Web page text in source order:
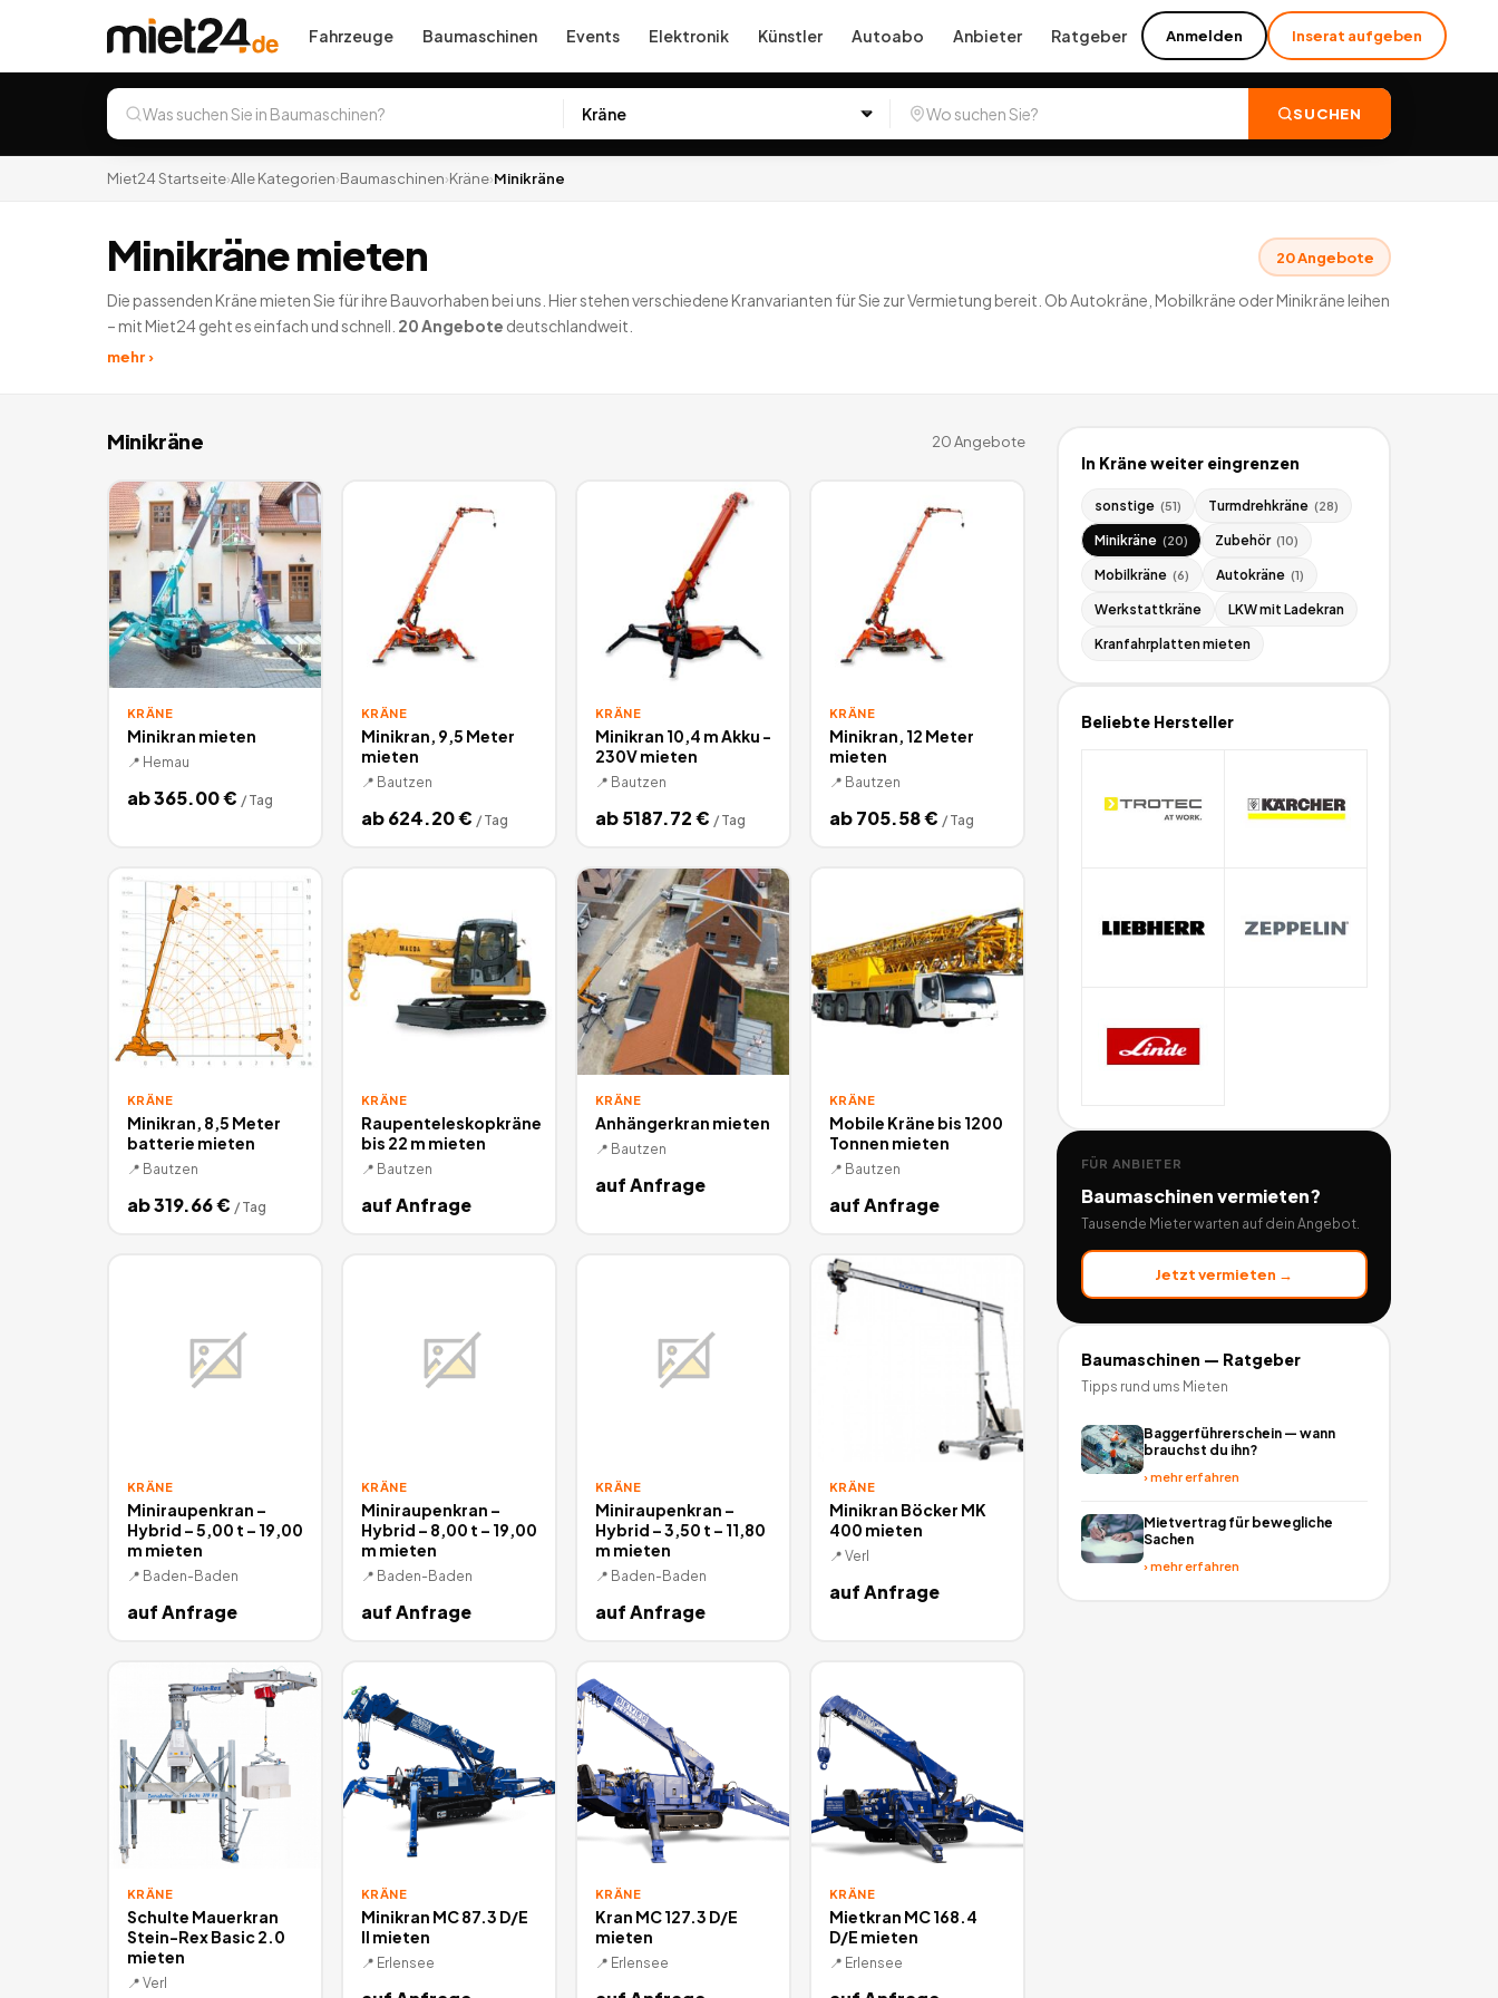
Fahrzeuge Baumaschinen Events Elektronik Künstler Autoabo Anbieter Ratgeber Anmelden Inserat aufgeben
SUCHEN
Miet24 Startseite›Alle Kategorien›Baumaschinen›Kräne›Minikräne
Minikräne mieten 20Angebote
Die passenden Kräne mieten Sie für ihre Bauvorhaben bei uns. Hier stehen verschiedene Kranvarianten für Sie zur Vermietung bereit. Ob Autokräne, Mobilkräne oder Minikräne leihen
– mit Miet24 geht es einfach und schnell. 20Angebote deutschlandweit.
mehr ›
Minikräne 20Angebote
KRÄNE
Minikran mieten
📍 Hemau
ab365.00€ / Tag
KRÄNE
Minikran, 9,5 Meter
mieten
📍 Bautzen
ab624.20€ / Tag
KRÄNE
Minikran 10,4 m Akku -
230V mieten
📍 Bautzen
ab5187.72€ / Tag
KRÄNE
Minikran, 12 Meter
mieten
📍 Bautzen
ab705.58€ / Tag
KRÄNE
Minikran, 8,5 Meter
batterie mieten
📍 Bautzen
ab319.66€ / Tag
KRÄNE
Raupenteleskopkräne
bis 22 m mieten
📍 Bautzen
auf Anfrage
KRÄNE
Anhängerkran mieten
📍 Bautzen
auf Anfrage
KRÄNE
Mobile Kräne bis 1200
Tonnen mieten
📍 Bautzen
auf Anfrage
KRÄNE
Miniraupenkran –
Hybrid – 5,00 t – 19,00
m mieten
📍 Baden-Baden
auf Anfrage
KRÄNE
Miniraupenkran –
Hybrid – 8,00 t – 19,00
m mieten
📍 Baden-Baden
auf Anfrage
KRÄNE
Miniraupenkran –
Hybrid – 3,50 t – 11,80
m mieten
📍 Baden-Baden
auf Anfrage
KRÄNE
Minikran Böcker MK
400 mieten
📍 Verl
auf Anfrage
KRÄNE
Schulte Mauerkran
Stein-Rex Basic 2.0
mieten
📍 Verl
KRÄNE
Minikran MC 87.3 D/E
II mieten
📍 Erlensee
KRÄNE
Kran MC 127.3 D/E
mieten
📍 Erlensee
KRÄNE
Mietkran MC 168.4
D/E mieten
📍 Erlensee
In Kräneweiter eingrenzen
sonstige (51) Turmdrehkräne (28)
Minikräne (20) Zubehör (10)
Mobilkräne (6) Autokräne (1)
Werkstattkräne LKW mit Ladekran
Kranfahrplatten mieten
Beliebte Hersteller
FÜR ANBIETER
Baumaschinenvermieten?
Tausende Mieter warten auf dein Angebot.
Jetzt vermieten →
Baumaschinen — Ratgeber
Tipps rund ums Mieten
Baggerführerschein — wann
brauchst du ihn?
›mehr erfahren
Mietvertrag für bewegliche
Sachen
›mehr erfahren